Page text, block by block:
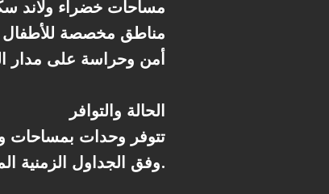
* مساحات خضراء ولاند
* مناطق مخصصة للأطفال
* أمن وحراسة على مدار
الحالة والتوافر
تتوفر وحدات بمساحات
وفق الجداول الزمنية المعلنة.